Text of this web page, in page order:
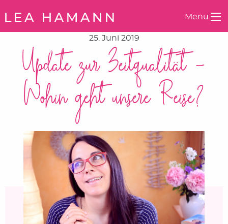
Menu
25. Juni 2019
Update zur Zeitqualität –
Wohin geht unsere Reise?